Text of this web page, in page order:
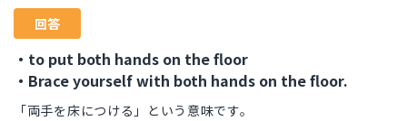
回答
・to put both hands on the floor
・Brace yourself with both hands on the floor.
「両手を床につける」という意味です。